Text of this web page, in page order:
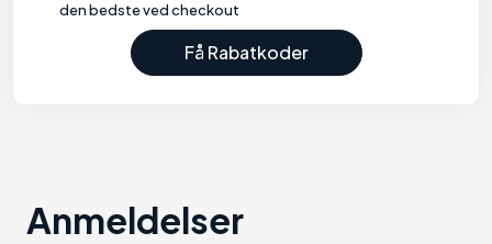
den bedste ved checkout
Få Rabatkoder
Anmeldelser